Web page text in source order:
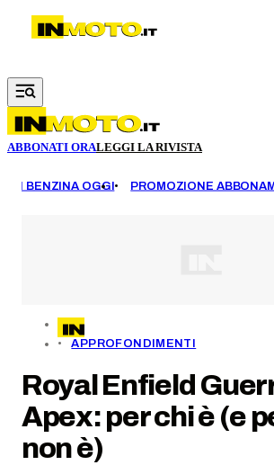
Vai al contenuto principale
ABBONATI ORALEGGI LA RIVISTA
BENZINA OGGI PROMOZIONE
APPROFONDIMENTI
Royal Enfield
Apex: per chi è (e
non è)